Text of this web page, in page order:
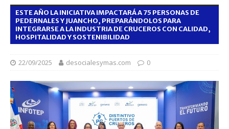
ESTE AÑO LA INICIATIVA IMPACTARÁ A 75 PERSONAS DE
PEDERNALES Y JUANCHO, PREPARÁNDOLOS PARA
INTEGRARSE A LA INDUSTRIA DE CRUCEROS CON CALIDAD,
HOSPITALIDAD Y SOSTENIBILIDAD
22/09/2025 desocialesymas.com 0